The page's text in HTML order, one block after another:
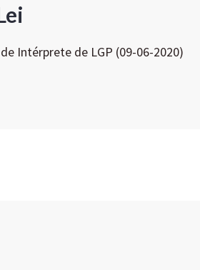
Intérprete de LGP (09-06-2020)